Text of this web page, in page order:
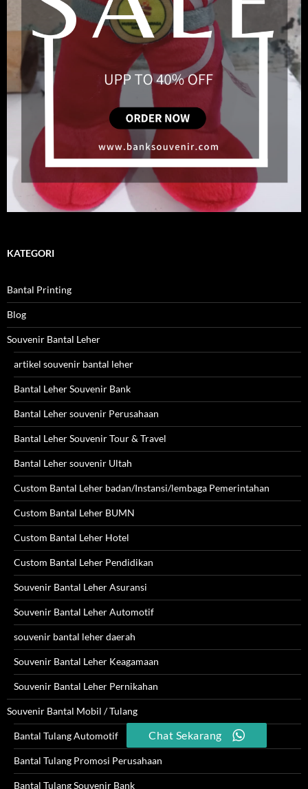
KATEGORI
Bantal Printing
Blog
Souvenir Bantal Leher
artikel souvenir bantal leher
Bantal Leher Souvenir Bank
Bantal Leher souvenir Perusahaan
Bantal Leher Souvenir Tour & Travel
Bantal Leher souvenir Ultah
Custom Bantal Leher badan/Instansi/lembaga Pemerintahan
Custom Bantal Leher BUMN
Custom Bantal Leher Hotel
Custom Bantal Leher Pendidikan
Souvenir Bantal Leher Asuransi
Souvenir Bantal Leher Automotif
souvenir bantal leher daerah
Souvenir Bantal Leher Keagamaan
Souvenir Bantal Leher Pernikahan
Souvenir Bantal Mobil / Tulang
Bantal Tulang Automotif
Bantal Tulang Promosi Perusahaan
Bantal Tulang Souvenir Bank
Chat Sekarang